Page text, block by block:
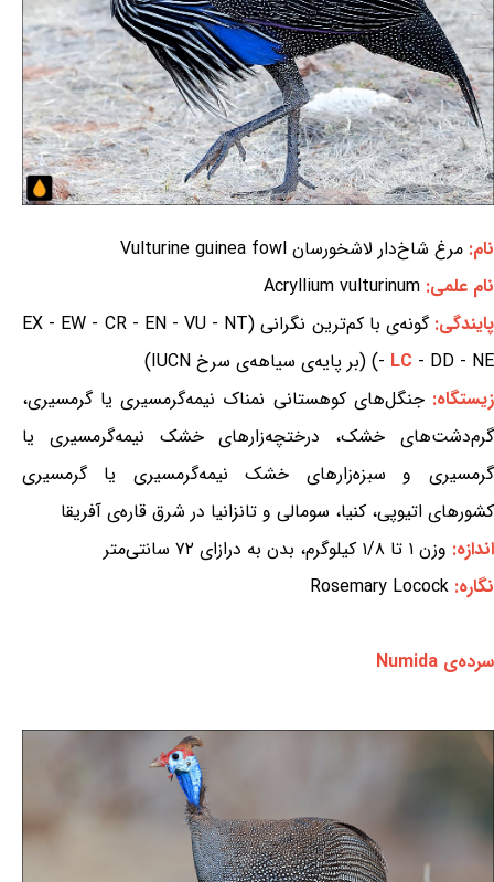
نام: مرغ شاخ‌دار لاشخورسان Vulturine guinea fowl
نام علمی: Acryllium vulturinum
پایندگی:
گونه‌ی با کم‌ترین نگرانی (EX - EW - CR - EN - VU - NT
- LC - DD - NE) (بر پایه‌ی سیاهه‌ی سرخ IUCN)
زیستگاه:جنگل‌های کوهستانی نمناک نیمه‌گرمسیری یا گرمسیری،
گرم‌دشت‌های خشک، درختچه‌زارهای خشک نیمه‌گرمسیری یا
گرمسیری و سبزه‌زارهای خشک نیمه‌گرمسیری یا گرمسیری
کشورهای اتیوپی، کنیا، سومالی و تانزانیا در شرق قاره‌ی آفریقا
اندازه: وزن ۱ تا ۱/۸ کیلوگرم، بدن به درازای ۷۲ سانتی‌متر
نگاره: Rosemary Locock
سرده‌ی Numida